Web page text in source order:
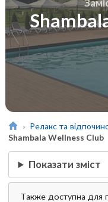
Релакс та
Shambala Wellness Club
Показати зміст
Также доступна для